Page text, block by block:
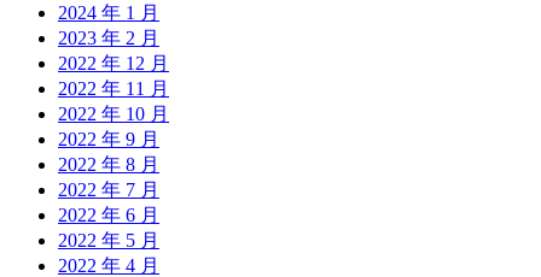
2024 年 1 月
2023 年 2 月
2022 年 12 月
2022 年 11 月
2022 年 10 月
2022 年 9 月
2022 年 8 月
2022 年 7 月
2022 年 6 月
2022 年 5 月
2022 年 4 月